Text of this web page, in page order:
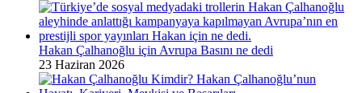
Hakan Çalhanoğlu için Avrupa Basını ne dedi
23 Haziran 2026